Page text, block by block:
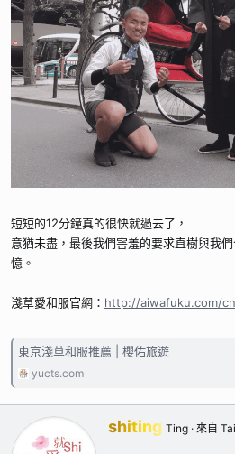
短短的12分鐘真的很快就過去了，
意猶未盡，最後我們害羞的要求直樹與我
憶。
淺草愛和服官網： http://aiwafuku.com/
東京淺草和服推薦 | 櫻佑旅遊
yucts.com
撰
寫
shiting Ting · 來自